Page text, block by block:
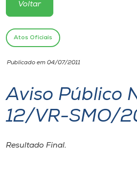
Portal de Ensino
Unoesc
Internacionalização
I.nova
Voltar
Atos Oficiais
Publicado em 04/07/2011
Aviso Público
12/VR-SMO/
Resultado Final.